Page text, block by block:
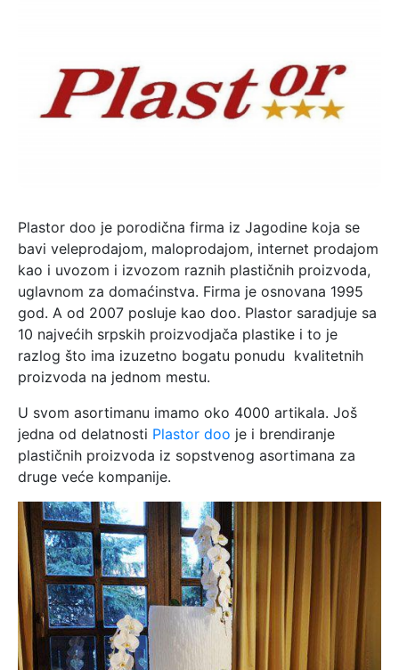
Plastor doo je porodična firma iz Jagodine koja se
bavi veleprodajom, maloprodajom, internet prodajom
kao i uvozom i izvozom raznih plastičnih proizvoda,
uglavnom za domaćinstva. Firma je osnovana 1995
god. A od 2007 posluje kao doo. Plastor saradjuje sa
10 najvećih srpskih proizvodjača plastike i to je
razlog što ima izuzetno bogatu ponudu kvalitetnih
proizvoda na jednom mestu.
U svom asortimanu imamo oko 4000 artikala. Još
jedna od delatnosti Plastor doo je i brendiranje
plastičnih proizvoda iz sopstvenog asortimana za
druge veće kompanije.